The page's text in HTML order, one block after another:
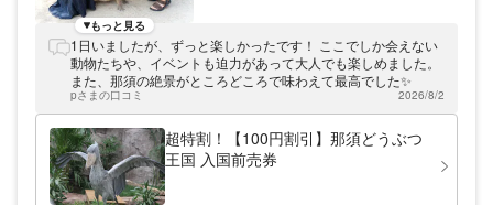
「王国ファーム」】の2つに分かれていま
す。【①王国タウン】には、カピバラにエサ
やり体験ができる「カピバラの森」や熱帯の
湿地を体感できる「ウェットランド」、【②
王国ファーム】には、世界の様々な猛禽類が
見れる「猛禽の森」、カンガルーを間近で観
察できる「カンガルーファーム」、見ている
だけで癒されるアルパカ がいる「アルパカ
もっと見る
1日いましたが、ずっと楽しかったです！ ここでしか会えない
動物たちや、イベントも迫力があって大人でも楽しめました。
また、那須の絶景がところどころで味わえて最高でした✨️
pさまの口コミ 2026/8/2
超特割！【100円割引】那須どうぶつ
王国 入国前売券